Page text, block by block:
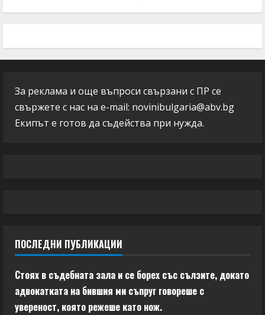
За реклама и още въпроси свързани с ПР се
свържете с нас на e-mail: novinibulgaria@abv.bg
Екипът е готов да съдейства при нужда.
ПОСЛЕДНИ ПУБЛИКАЦИИ
Стоях в съдебната зала и се борех със сълзите, докато
адвокатката на бившия ми съпруг говореше с
увереност, която режеше като нож.